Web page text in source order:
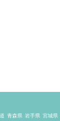
青森県 岩手県 宮城県